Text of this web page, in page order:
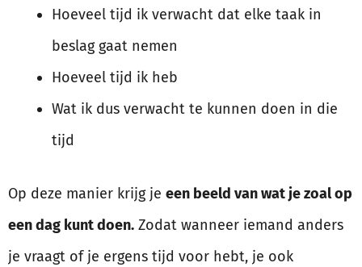
Hoeveel tijd ik verwacht dat elke taak in
beslag gaat nemen
Hoeveel tijd ik heb
Wat ik dus verwacht te kunnen doen in die
tijd
Op deze manier krijg je een beeld van wat je zoal op
een dag kunt doen. Zodat wanneer iemand anders
je vraagt of je ergens tijd voor hebt, je ook